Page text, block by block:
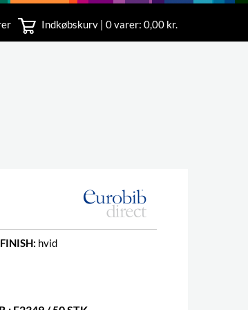
Indkøbskurv | 0varer: 0,00 kr.
hvid